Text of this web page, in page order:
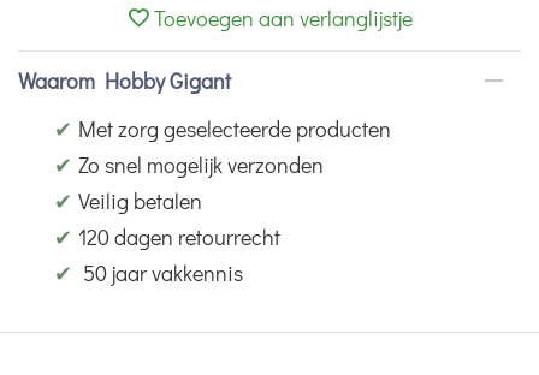
Toevoegen aan verlanglijstje
Waarom Hobby Gigant
✔ Met zorg geselecteerde producten
✔ Zo snel mogelijk verzonden
✔ Veilig betalen
✔ 120 dagen retourrecht
✔ 50 jaar vakkennis